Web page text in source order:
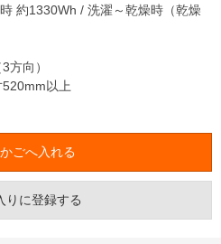
約1330Wh / 洗濯～乾燥時（乾燥
方向）
520mm以上
りに登録する